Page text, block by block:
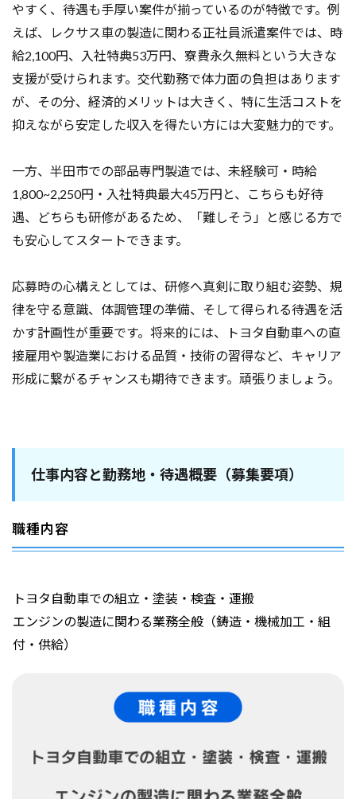
やすく、待遇も手厚い案件が揃っているのが特徴です。例
えば、レクサス車の製造に関わる正社員派遣案件では、時
給2,100円、入社特典53万円、寮費永久無料という大きな
支援が受けられます。交代勤務で体力面の負担はあります
が、その分、経済的メリットは大きく、特に生活コストを
抑えながら安定した収入を得たい方には大変魅力的です。
一方、半田市での部品専門製造では、未経験可・時給
1,800~2,250円・入社特典最大45万円と、こちらも好待
遇、どちらも研修があるため、「難しそう」と感じる方で
も安心してスタートできます。
応募時の心構えとしては、研修へ真剣に取り組む姿勢、規
律を守る意識、体調管理の準備、そして得られる待遇を活
かす計画性が重要です。将来的には、トヨタ自動車への直
接雇用や製造業における品質・技術の習得など、キャリア
形成に繋がるチャンスも期待できます。頑張りましょう。
仕事内容と勤務地・待遇概要（募集要項）
職種内容
トヨタ自動車での組立・塗装・検査・運搬
エンジンの製造に関わる業務全般（鋳造・機械加工・組
付・供給）